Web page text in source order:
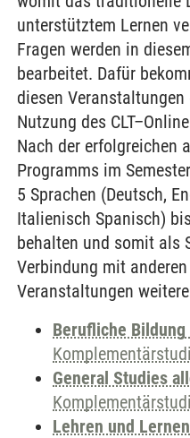
unterstütztem Lernen
Fragen werden in
bearbeitet. Dafür
diesen
Nutzung des
Nach der erfolgreichen
Programms im
5 Sprachen (Deutsch,
Italienisch Spanisch)
behalten und somit als
Verbindung mit
Veranstaltungen
Berufliche
General Studies
Lehren und Lernen